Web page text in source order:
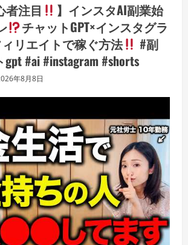
者注目
】インスタAI副業始
チャットGPT×インスタグラ
リエイトで稼ぐ方法
#副
#ai #instagram #shorts
年8月8日